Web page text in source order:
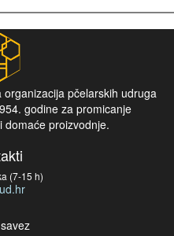
pčelarskih udruga
godine za promicanje
domaće proizvodnje.
(7-15 h)